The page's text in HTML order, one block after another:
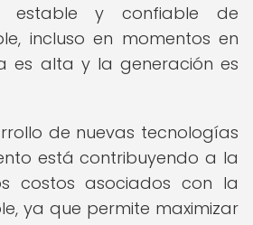
estable y confiable de
incluso en momentos en
es alta y la generación es
de nuevas tecnologías
está contribuyendo a la
costos asociados con la
ya que permite maximizar